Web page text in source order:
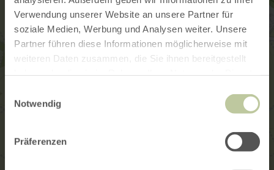
Verwendung unserer Website an unsere Partner für
soziale Medien, Werbung und Analysen weiter. Unsere
Partner führen diese Informationen möglicherweise mit
weiteren Daten zusammen, die Sie ihnen bereitgestellt
Notwendig
Präferenzen